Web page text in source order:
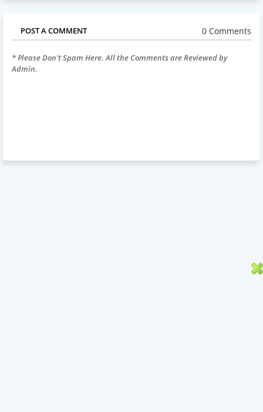
POST A COMMENT 0 Comments
* Please Don't Spam Here. All the Comments are Reviewed by
Admin.